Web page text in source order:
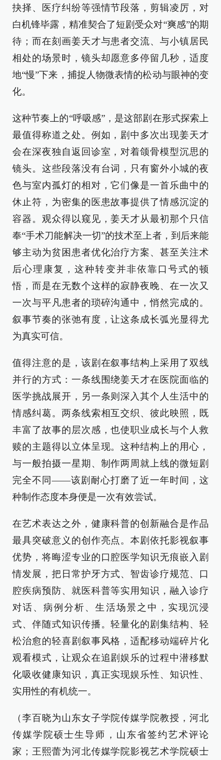
抉择、医疗纠纷等强情节段落，剪辑凌厉，对
白机锋毕露，精准契合了短剧受众对“爽感”的期
待；而在刻画姜天才与患者交流、与小镇居民
相处的场景时，镜头却愿意多停留几秒，适度
地“慢”下来，捕捉人物微表情的松动与眼神的变
化。
这种节奏上的“呼吸感”，是这部剧在形式探索上
最值得称道之处。例如，剧中多次出现姜天才
会在深夜独自返回诊室，对着颌骨模型沉思的
镜头。这些段落没有台词，只有窗外小城的夜
色与室内孤灯的相对，它们像是一首乐曲中的
休止符，为密集的医患故事提供了情感沉淀的
容器。观众得以窥见，姜天才从最初那个只信
奉“手术刀能解决一切”的技术至上者，到后来能
够主动为贫困患者优化治疗方案、甚至关注术
后心理康复，这种转变并非依靠口号式的顿
悟，而是在无数个这样的寂静夜晚、在一次又
一次与平凡患者的琐碎沟通中，悄然完成的。
叙事节奏的张弛有度，让这条成长弧光显得尤
为真实可信。
值得注意的是，该剧在叙事结构上采用了双线
并行的方式：一条线围绕姜天才在医院面临的
医学挑战展开，另一条则深入其个人生活中的
情感纠葛。两条线索相互交织、彼此映照，既
丰富了故事的层次感，也使职业成长与个人救
赎的主题得以立体呈现。这种结构上的用心，
与一般拍摄一星期、制作两周就上线的微短剧
完全不同——该剧耐心打磨了近一年时间，这
种制作态度本身便是一次有效尝试。
在艺术表达之外，健康科普的创新融合是作品
最具突破意义的创作亮点。本剧依托影视叙事
优势，将晦涩专业的口腔医学知识无痕嵌入剧
情发展，把日常护牙方式、智齿诊疗规范、口
腔疾病预防、就医科普等实用知识，融入诊疗
对话、病例分析、生活场景之中，实现沉浸
式、伴随式知识传播。轻量化的剧集结构、轻
松治愈的轻喜剧叙事风格，适配移动端碎片化
观看模式，让观众在追剧娱乐的过程中潜移默
化吸收健康知识，真正实现娱乐性、知识性、
实用性的有机统一。
（李百晓为山东女子学院传媒学院教授，河北
传媒学院硕士生导师，山东省签约艺术评论
家；王熙蕾为河北传媒学院影视艺术学院硕士